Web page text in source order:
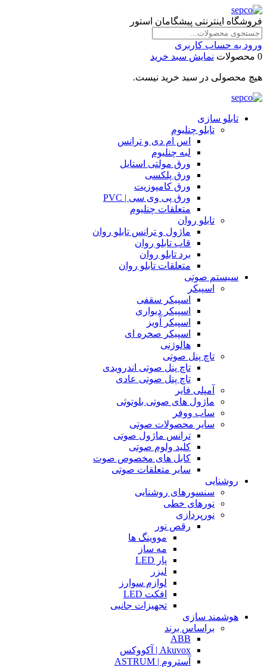
فروشگاه اینترنتی پیشگامان استور
ورود به حساب کاربری
0 محصولات
نمایش سبد خرید
هیچ محصولی در سبد خرید نیست.
تابلو سازی
تابلو چنلیوم
اس ام دی و ترانس
لبه چنلیوم
ورق مولتی استایل
ورق پلکسی
ورق کامپوزیت
ورق پی وی سی | PVC
متعلقات چنلیوم
تابلو روان
ماژول و ترانس تابلو روان
قاب تابلو روان
برد تابلو روان
متعلقات تابلو روان
سیستم صوتی
اسپیکر
اسپیکر سقفی
اسپیکر دیواری
اسپیکر آویز
اسپیکر صخره ای
هالوژنی
تاچ پنل صوتی
تاچ پنل صوتی اندرویدی
تاچ پنل صوتی عادی
آمپلی فایر
ماژول های صوتی بلوتوثی
ساب ووفر
سایر محصولات صوتی
ترانس ماژول صوتی
کلید ولوم صوتی
کابل های مخصوص صوت
سایر متعلقات صوتی
روشنایی
سنسورهای روشنایی
نورهای خطی
نورپردازی
رقص نور
مووینگ ها
مه ساز
پار LED
لیزر
لوازم سوارز
افکت LED
تجهیزات جانبی
هوشمند سازی
براساس برند
ABB
Akuvox | آکووکس
آستروم | ASTRUM